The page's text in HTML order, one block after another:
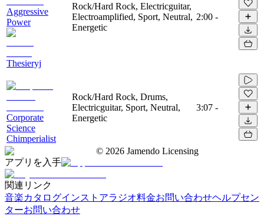
Aggressive
Power
Thesieryj
Rock/Hard Rock, Electricguitar,
Electroamplified, Sport, Neutral,
Energetic
2:00 -
Corporate
Science
Chimperialist
Rock/Hard Rock, Drums,
Electricguitar, Sport, Neutral,
Energetic
3:07 -
© 2026 Jamendo Licensing
アプリを入手
関連リンク
音楽カタログインストアラジオ料金お問い合わせヘルプセン
ターお問い合わせ